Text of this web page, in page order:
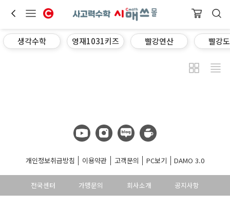
생각수학 영재1031키즈 빨강연산 빨강
개인정보취급방침 이용약관 고객문의 PC보기 DAMO 3.0
전국센터 가맹문의 회사소개 공지사항